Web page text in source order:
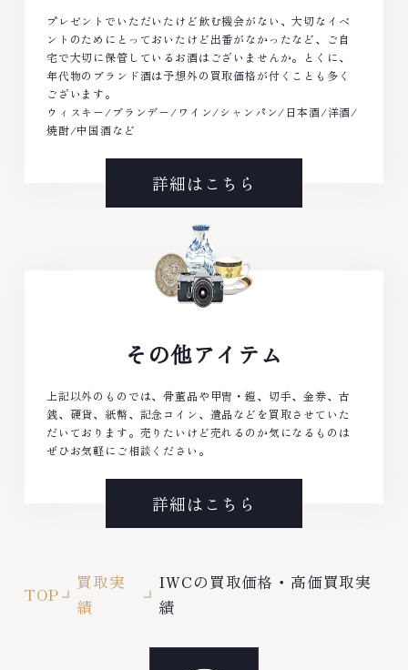
プレゼントでいただいたけど飲む機会がない、大切なイベ
ントのためにとっておいたけど出番がなかったなど、ご自
宅で大切に保管しているお酒はございませんか。とくに、
年代物のブランド酒は予想外の買取価格が付くことも多く
ございます。
ウィスキー/ブランデー/ワイン/シャンパン/日本酒/洋酒/
焼酎/中国酒など
詳細はこちら
その他アイテム
上記以外のものでは、骨董品や甲冑・鎧、切手、金券、古
銭、硬貨、紙幣、記念コイン、遺品などを買取させていた
だいております。売りたいけど売れるのか気になるものは
ぜひお気軽にご相談ください。
詳細はこちら
TOP
買取実
績
IWCの買取価格・高価買取実
績